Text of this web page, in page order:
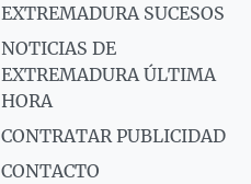
EXTREMADURA SUCESOS
NOTICIAS DE
EXTREMADURA ÚLTIMA
HORA
CONTRATAR PUBLICIDAD
CONTACTO